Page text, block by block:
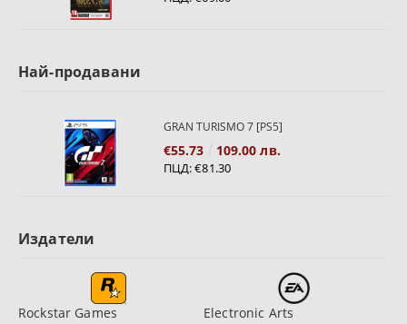
Най-продавани
GRAN TURISMO 7 [PS5]
€55.73 109.00 лв.
ПЦД:€81.30
Издатели
Rockstar Games Electronic Arts